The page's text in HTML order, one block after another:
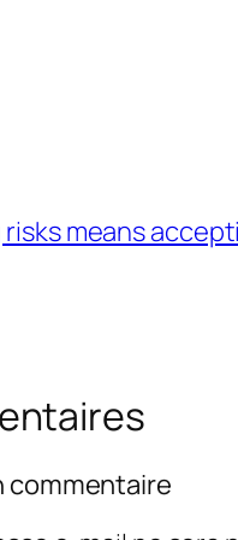
risks means
commentaire